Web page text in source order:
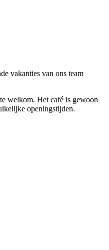
vakanties van ons team
welkom. Het café is gewoon
openingstijden.